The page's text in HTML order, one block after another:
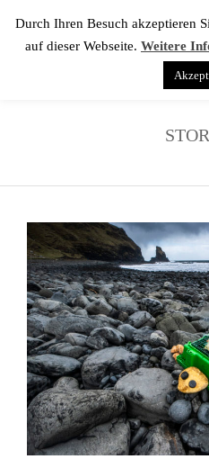
Durch Ihren Besuch akzeptieren
auf dieser Webseite. Weitere